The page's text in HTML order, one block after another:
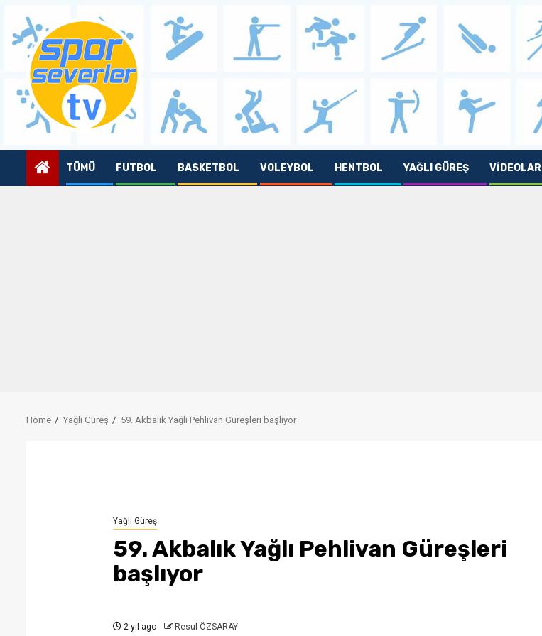
content
TÜMÜ FUTBOL BASKETBOL VOLEYBOL HENTBOL YAĞLI GÜREŞ VIDEOLAR
Home Yağlı Güreş 59. Akbalık Yağlı Pehlivan Güreşleri başlıyor
Yağlı Güreş
59. Akbalık Yağlı Pehlivan Güreşleri
başlıyor
2 yıl ago Resul ÖZSARAY